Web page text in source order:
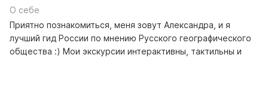
О себе
Приятно познакомиться, меня зовут Александра, и я
лучший гид России по мнению Русского географического
общества :) Мои экскурсии интерактивны, тактильны и